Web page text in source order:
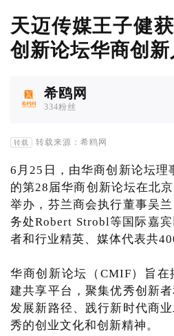
天迈传媒王子健
创新论坛华商创
希鸥网
334粉丝
转载 转载来源：希鸥网
6月25日，由华商创新论坛理
的第28届华商创新论坛在北
举办，芬兰商会执行董事吴
务处Robert Strobl等国际嘉
者和行业精英、媒体代表共
华商创新论坛（CMIF）旨
建共享平台，聚集优秀创新
发展新路径、践行新时代商
秀的创业文化和创新精神。